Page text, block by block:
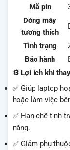
Mã pin
Dòng máy
tương thích
Tình trạng
Bảo hành
⚙️ Lợi ích khi
✅ Giúp laptop
hoặc làm việc
✅ Hạn chế tình
nặng.
✅ Giảm phụ